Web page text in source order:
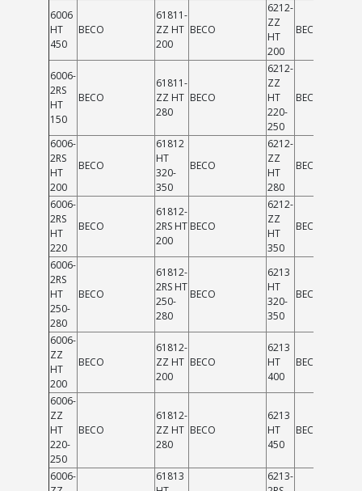
6006
HT
450
BECO
61811-
ZZ HT
200
BECO
6212-
ZZ
HT
200
BECO
6006-
2RS
HT
150
BECO
61811-
ZZ HT
280
BECO
6212-
ZZ
HT
220-
250
BECO
6006-
2RS
HT
200
BECO
61812
HT
320-
350
BECO
6212-
ZZ
HT
280
BECO
6006-
2RS
HT
220
BECO
61812-
2RS HT
200
BECO
6212-
ZZ
HT
350
BECO
6006-
2RS
HT
250-
280
BECO
61812-
2RS HT
250-
280
BECO
6213
HT
320-
350
BECO
6006-
ZZ
HT
200
BECO
61812-
ZZ HT
200
BECO
6213
HT
400
BECO
6006-
ZZ
HT
220-
250
BECO
61812-
ZZ HT
280
BECO
6213
HT
450
BECO
6006-
61813
6213-